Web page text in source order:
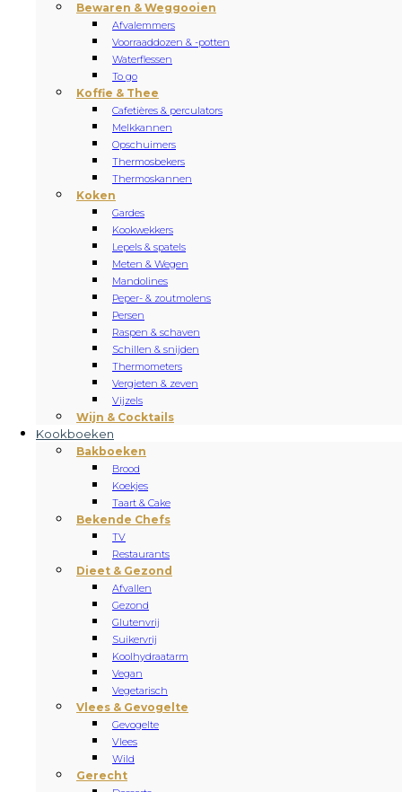
Bewaren & Weggooien
Afvalemmers
Voorraaddozen & -potten
Waterflessen
To go
Koffie & Thee
Cafetières & perculators
Melkkannen
Opschuimers
Thermosbekers
Thermoskannen
Koken
Gardes
Kookwekkers
Lepels & spatels
Meten & Wegen
Mandolines
Peper- & zoutmolens
Persen
Raspen & schaven
Schillen & snijden
Thermometers
Vergieten & zeven
Vijzels
Wijn & Cocktails
Kookboeken
Bakboeken
Brood
Koekjes
Taart & Cake
Bekende Chefs
TV
Restaurants
Dieet & Gezond
Afvallen
Gezond
Glutenvrij
Suikervrij
Koolhydraatarm
Vegan
Vegetarisch
Vlees & Gevogelte
Gevogelte
Vlees
Wild
Gerecht